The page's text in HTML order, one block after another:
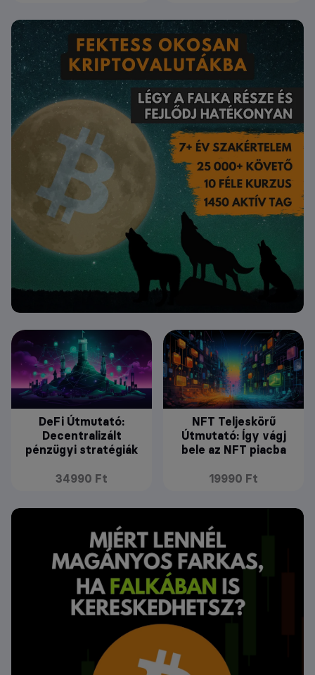
DeFi Útmutató:
Decentralizált
pénzügyi stratégiák
34990 Ft
NFT Teljeskörű
Útmutató: Így vágj
bele az NFT piacba
19990 Ft